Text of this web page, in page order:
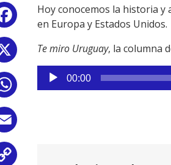
Facebook
WhatsApp
Hoy conocemos la historia y
en Europa y Estados Unidos.
Te miro Uruguay, la columna
Reproductor
de
00:00